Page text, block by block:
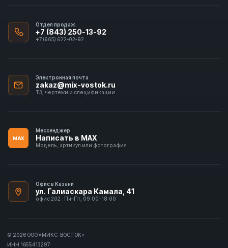
Отдел продаж
+7 (843) 250-13-92
+7 (965) 622-02-92
Электронная почта
zakaz@mix-vostok.ru
ТЗ, чертежи и спецификации
MAX
Мессенджер
Написать в MAX
Модель, артикул или фотография
Офис в Казани
ул. Галиаскара Камала, 41
офис 202 · Пн–Пт, 09:00–18:00
© 2026 ООО «МИКС-ВОСТОК»
ИНН 1655413297